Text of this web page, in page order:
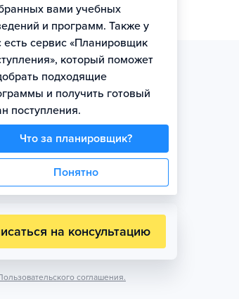
вами учебных
и программ. Также у
есть сервис «Планировщик
который поможет
подходящие
и получить готовый
поступления.
Что за планировщик?
Понятно
в небольших
по уровню
гарантия
на бюджет
на консультацию
соглашения.